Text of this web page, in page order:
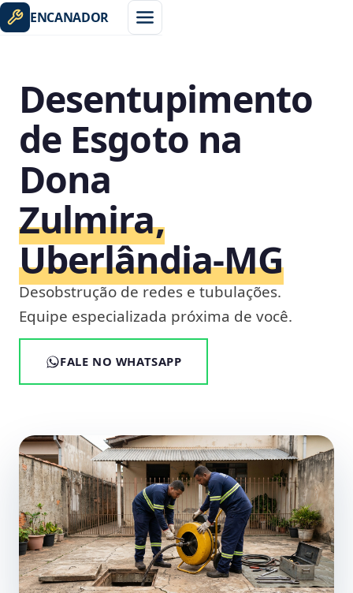
ENCANADOR
Desentupimento
de Esgoto na
Dona
Zulmira,
Uberlândia‑MG
Desobstrução de redes e tubulações.
Equipe especializada próxima de você.
FALE NO WHATSAPP